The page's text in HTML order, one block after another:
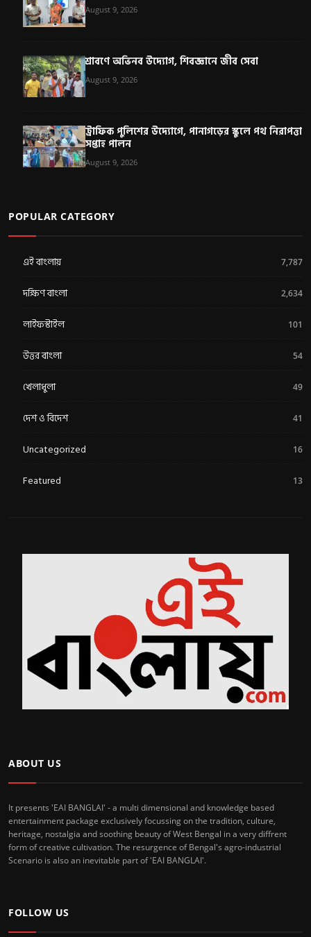
August 9, 2026
শ্রাবণে অভিনব উদ্যোগ, শিবজ্ঞানে জীব সেবা
August 9, 2026
ট্রাফিক পুলিশের উদ্যোগে, পানাগড়ের স্কুলে পথ নিরাপত্তা
সপ্তাহ পালন
August 9, 2026
POPULAR CATEGORY
এই বাংলায় 7,787
দক্ষিণ বাংলা 2,634
লাইফস্টাইল 101
উত্তর বাংলা 54
খেলাধুলা 49
দেশ ও বিদেশ 41
Uncategorized 16
Featured 13
ABOUT US
It presents 'EAI BANGLAI' - a multi dimensional and knowledge based
entertainment package exclusively focussing on the tradition, culture,
heritage, nostalgia and soothing beauty of West Bengal in a very diffrent
form of creative cultivation. The resurgence of Bengal's agro-industrial
Scenario is also an inevitable part of 'EAI BANGLAI'.
FOLLOW US